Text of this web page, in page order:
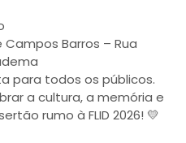
Campos Barros – Rua
para todos os públicos.
a cultura, a memória e
rumo à FLID 2026! 💛